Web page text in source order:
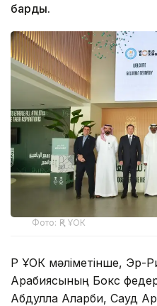
барды.
Фото: ҚР ҰОК
ҚР ҰОК мәліметінше, Эр-
Арабиясының Бокс
Абдулла Аларби, Сауд